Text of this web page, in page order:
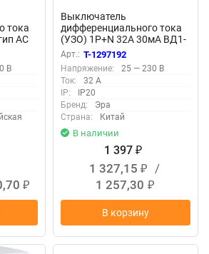
тока
AC
2-
В
₽
Выключатель
дифференциального тока
(УЗО) 1P+N 32А 30мА ВД1-
63 Pro NO-902-27 ЭРА
Б0031876
Арт.: T-1297192
Напряжение:
25 — 230 В
Ток:
32 А
IP:
IP20
Бренд:
Эра
Страна:
Китай
В наличии
1 397 ₽
1 327,15 ₽
/
1 257,30 ₽
В корзину